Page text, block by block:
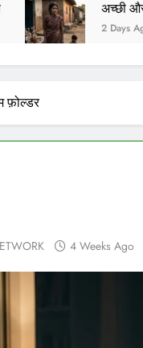
अच्छी औरत
2 Days Ago
फ़ोल्डर
4 Weeks Ago